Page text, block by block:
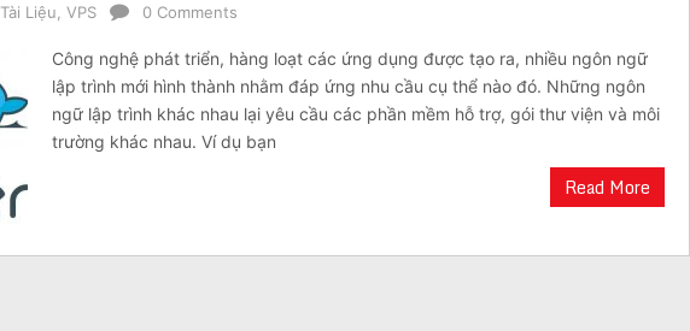
Tài Liệu VPS 0 Comments
Công nghệ phát triển, hàng loạt các ứng dụng được tạo ra, nhiều ngôn ngữ
lập trình mới hình thành nhằm đáp ứng nhu cầu cụ thể nào đó. Những ngôn
ngữ lập trình khác nhau lại yêu cầu các phần mềm hỗ trợ, gói thư viện và môi
trường khác nhau. Ví dụ bạn
Read More